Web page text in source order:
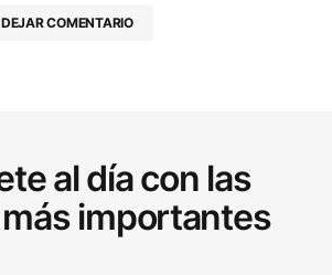
DEJAR COMENTARIO
Comentario*
al día con las
importantes